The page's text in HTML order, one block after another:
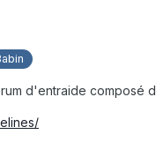
d'entraide composé